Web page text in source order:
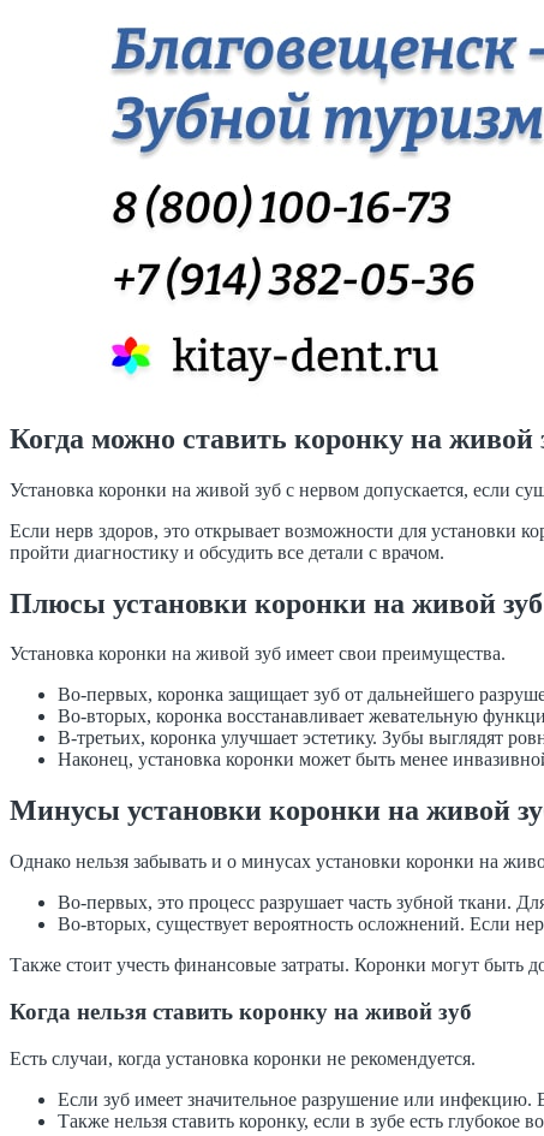
Когда можно ставить коронку на живой
Установка коронки на живой зуб с нервом допускается, если
Если нерв здоров, это открывает возможности для установки
пройти диагностику и обсудить все детали с врачом.
Плюсы установки коронки на живой зуб
Установка коронки на живой зуб имеет свои преимущества.
Во-первых, коронка защищает зуб от дальнейшего
Во-вторых, коронка восстанавливает жевательную
В-третьих, коронка улучшает эстетику. Зубы выглядят
Наконец, установка коронки может быть менее
Минусы установки коронки на живой
Однако нельзя забывать и о минусах установки коронки на
Во-первых, это процесс разрушает часть зубной ткани.
Во-вторых, существует вероятность осложнений. Если
Также стоит учесть финансовые затраты. Коронки могут быть
Когда нельзя ставить коронку на живой зуб
Есть случаи, когда установка коронки не рекомендуется.
Если зуб имеет значительное разрушение или инфекцию.
Также нельзя ставить коронку, если в зубе есть